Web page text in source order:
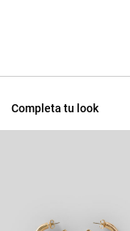
Completa tu look